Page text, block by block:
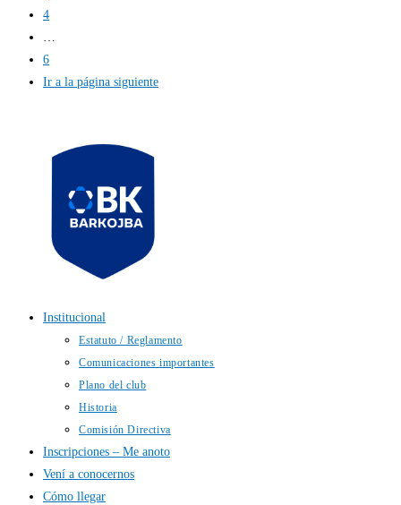
4
6
Ir a la página siguiente
Institucional
Estatuto / Reglamento
Comunicaciones importantes
Plano del club
Historia
Comisión Directiva
Inscripciones – Me anoto
Vení a conocernos
Cómo llegar